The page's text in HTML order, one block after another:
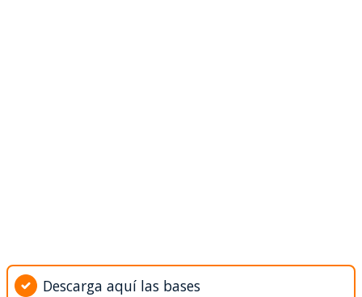
Descarga aquí las bases